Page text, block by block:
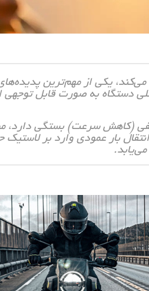
یکی از مهم‌ترین
کلی دستگاه به صورت قابل
(کاهش سرعت) بستگی دارد،
بار عمودی وارد بر